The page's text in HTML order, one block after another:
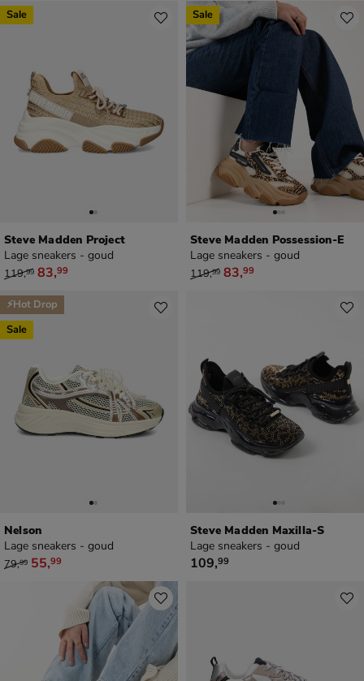
Steve Madden Project
Lage sneakers - goud
van € 119,99 voor € 83,99
119,99 83,99
Sale
Steve Madden Possession-E
Lage sneakers - goud
van € 119,99 voor € 83,99
119,99 83,99
Sale
Nelson
Lage sneakers - goud
van € 79,99 voor € 55,99
79,99 55,99
⚡Hot Drop
Sale
Steve Madden Maxilla-S
Lage sneakers - goud
€ 109,99
109,99